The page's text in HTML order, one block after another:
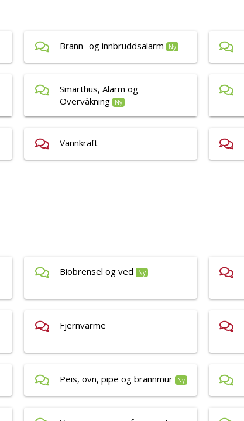
Brann- og innbruddsalarm Ny
Smarthus, Alarm og
Overvåkning
Ny
Vannkraft
Biobrensel og ved Ny
Fjernvarme
Peis, ovn, pipe og brannmur Ny